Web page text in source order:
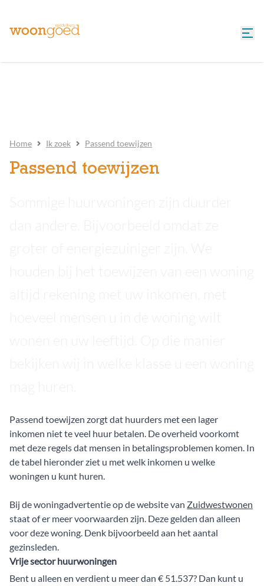
Home Ik zoek Passend toewijzen
Passend toewijzen
Passend toewijzen zorgt dat huurders met een lager
inkomen niet te veel huur betalen. De overheid voorkomt
met deze regels dat mensen in betalingsproblemen komen. In
de tabel hieronder ziet u met welk inkomen u welke
woningen u kunt huren.
Bij de woningadvertentie op de website van Zuidwestwonen
staat of er meer voorwaarden zijn. Deze gelden dan alleen
voor deze woning. Denk bijvoorbeeld aan het aantal
gezinsleden.
Vrije sector huurwoningen
Bent u alleen en verdient u meer dan € 51.537? Dan kunt u